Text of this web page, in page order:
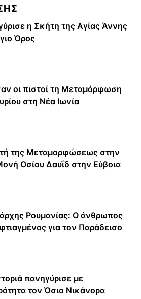
η Σκήτη της Αγίας Άννης
Όρος
οι πιστοί τη Μεταμόρφωση
στη Νέα Ιωνία
της Μεταμορφώσεως στην
Οσίου Δαυΐδ στην Εύβοια
Ρουμανίας: Ο άνθρωπος
για τον Παράδεισο
πανηγύρισε με
τον Όσιο Νικάνορα